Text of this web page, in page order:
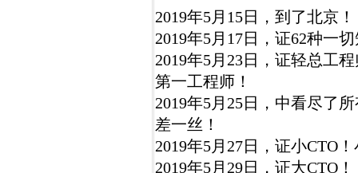
2019年5月15日，到了北京！
2019年5月17日，证62种一
2019年5月23日，证轻总工
第一工程师！
2019年5月25日，中看尽了
差一丝！
2019年5月27日，证小CTO
2019年5月29日，证大CTO！